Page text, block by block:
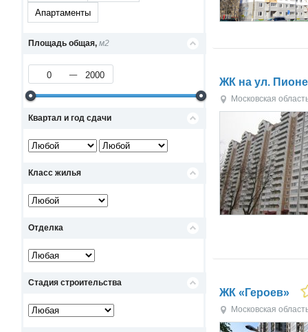
Апартаменты
Площадь общая, м2
Квартал и год сдачи
Класс жилья
Отделка
Стадия строительства
ЖК на ул.
Московская
ЖК «Героев»
Московская